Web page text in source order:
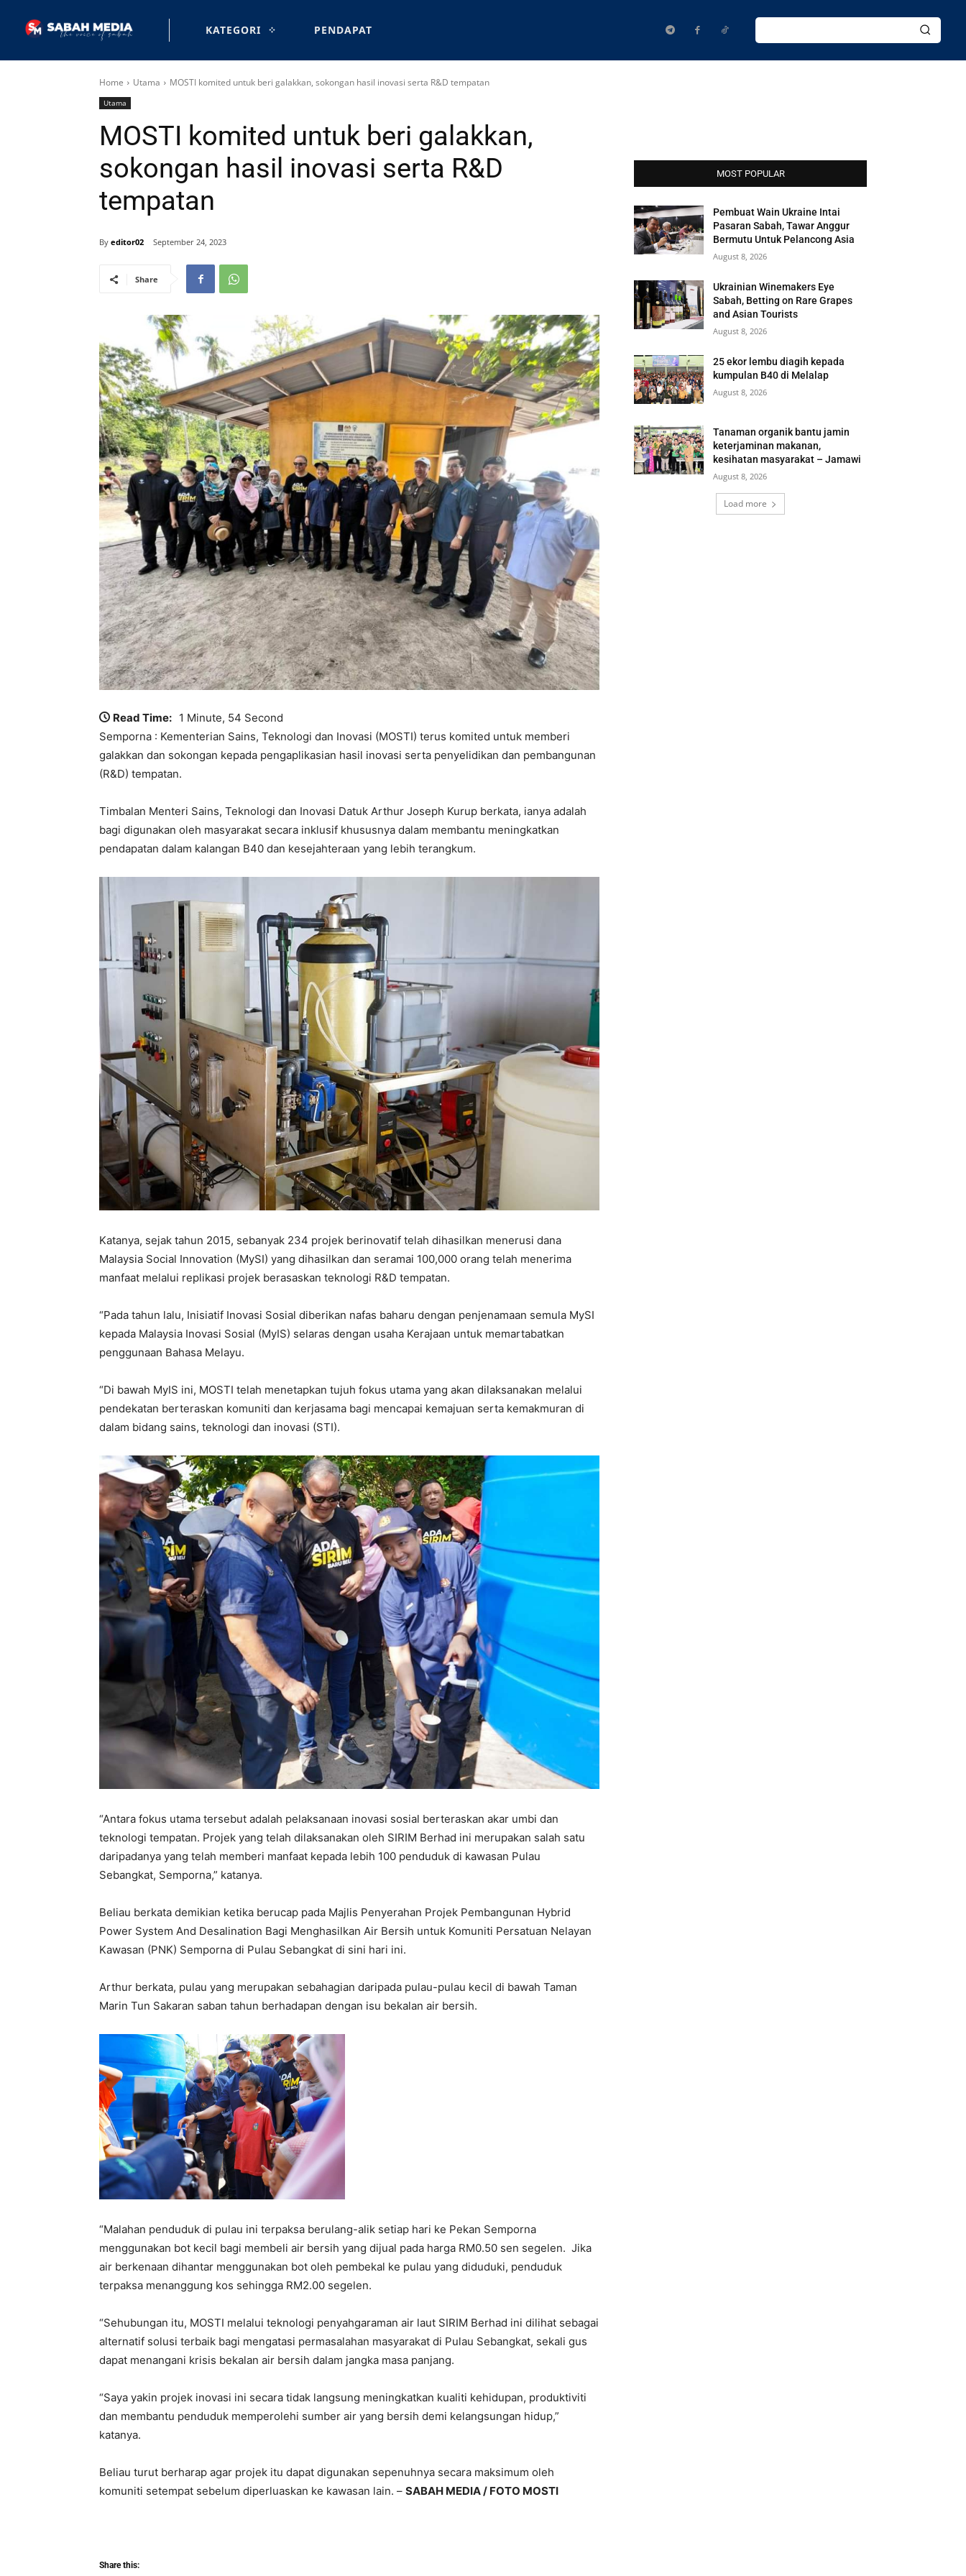
KATEGORI PENDAPAT
Home Utama MOSTI komited untuk beri galakkan, sokongan hasil inovasi serta R&D tempatan
Utama
MOSTI komited untuk beri galakkan,
sokongan hasil inovasi serta R&D
tempatan
By editor02 September 24, 2023
Share
Read Time: 1 Minute, 54 Second
Semporna : Kementerian Sains, Teknologi dan Inovasi (MOSTI) terus komited untuk memberi
galakkan dan sokongan kepada pengaplikasian hasil inovasi serta penyelidikan dan pembangunan
(R&D) tempatan.
Timbalan Menteri Sains, Teknologi dan Inovasi Datuk Arthur Joseph Kurup berkata, ianya adalah
bagi digunakan oleh masyarakat secara inklusif khususnya dalam membantu meningkatkan
pendapatan dalam kalangan B40 dan kesejahteraan yang lebih terangkum.
Katanya, sejak tahun 2015, sebanyak 234 projek berinovatif telah dihasilkan menerusi dana
Malaysia Social Innovation (MySI) yang dihasilkan dan seramai 100,000 orang telah menerima
manfaat melalui replikasi projek berasaskan teknologi R&D tempatan.
“Pada tahun lalu, Inisiatif Inovasi Sosial diberikan nafas baharu dengan penjenamaan semula MySI
kepada Malaysia Inovasi Sosial (MyIS) selaras dengan usaha Kerajaan untuk memartabatkan
penggunaan Bahasa Melayu.
“Di bawah MyIS ini, MOSTI telah menetapkan tujuh fokus utama yang akan dilaksanakan melalui
pendekatan berteraskan komuniti dan kerjasama bagi mencapai kemajuan serta kemakmuran di
dalam bidang sains, teknologi dan inovasi (STI).
“Antara fokus utama tersebut adalah pelaksanaan inovasi sosial berteraskan akar umbi dan
teknologi tempatan. Projek yang telah dilaksanakan oleh SIRIM Berhad ini merupakan salah satu
daripadanya yang telah memberi manfaat kepada lebih 100 penduduk di kawasan Pulau
Sebangkat, Semporna,” katanya.
Beliau berkata demikian ketika berucap pada Majlis Penyerahan Projek Pembangunan Hybrid
Power System And Desalination Bagi Menghasilkan Air Bersih untuk Komuniti Persatuan Nelayan
Kawasan (PNK) Semporna di Pulau Sebangkat di sini hari ini.
Arthur berkata, pulau yang merupakan sebahagian daripada pulau-pulau kecil di bawah Taman
Marin Tun Sakaran saban tahun berhadapan dengan isu bekalan air bersih.
“Malahan penduduk di pulau ini terpaksa berulang-alik setiap hari ke Pekan Semporna
menggunakan bot kecil bagi membeli air bersih yang dijual pada harga RM0.50 sen segelen. Jika
air berkenaan dihantar menggunakan bot oleh pembekal ke pulau yang diduduki, penduduk
terpaksa menanggung kos sehingga RM2.00 segelen.
“Sehubungan itu, MOSTI melalui teknologi penyahgaraman air laut SIRIM Berhad ini dilihat sebagai
alternatif solusi terbaik bagi mengatasi permasalahan masyarakat di Pulau Sebangkat, sekali gus
dapat menangani krisis bekalan air bersih dalam jangka masa panjang.
“Saya yakin projek inovasi ini secara tidak langsung meningkatkan kualiti kehidupan, produktiviti
dan membantu penduduk memperolehi sumber air yang bersih demi kelangsungan hidup,”
katanya.
Beliau turut berharap agar projek itu dapat digunakan sepenuhnya secara maksimum oleh
komuniti setempat sebelum diperluaskan ke kawasan lain. – SABAH MEDIA / FOTO MOSTI
Share this:
MOST POPULAR
Pembuat Wain Ukraine Intai
Pasaran Sabah, Tawar Anggur
Bermutu Untuk Pelancong Asia
August 8, 2026
Ukrainian Winemakers Eye
Sabah, Betting on Rare Grapes
and Asian Tourists
August 8, 2026
25 ekor lembu diagih kepada
kumpulan B40 di Melalap
August 8, 2026
Tanaman organik bantu jamin
keterjaminan makanan,
kesihatan masyarakat – Jamawi
August 8, 2026
Load more